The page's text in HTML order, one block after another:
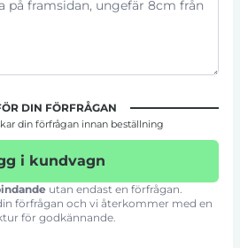
DIN FÖRFRÅGAN
din förfrågan innan beställning
i kundvagn
utan endast en förfrågan.
förfrågan och vi återkommer med en
för godkännande.